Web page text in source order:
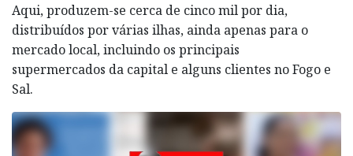
Aqui, produzem-se cerca de cinco mil por dia,
distribuídos por várias ilhas, ainda apenas para o
mercado local, incluindo os principais
supermercados da capital e alguns clientes no Fogo e
Sal.